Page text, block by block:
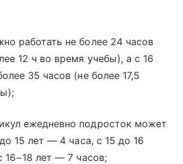
работать не более 24 часов
12 ч во время учебы), а с 16
35 часов (не более 17,5
ежедневно подросток может
15 лет — 4 часа, с 15 до 16
16−18 лет — 7 часов;